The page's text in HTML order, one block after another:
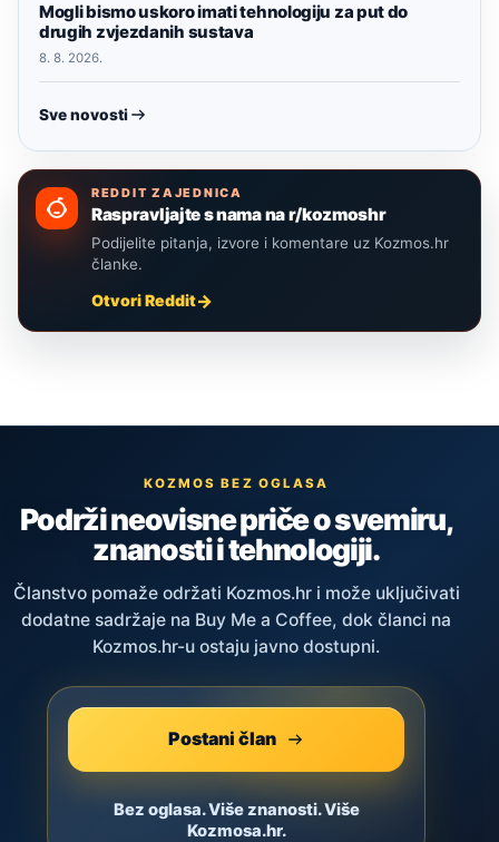
Mogli bismo uskoro imati tehnologiju za put do
drugih zvjezdanih sustava
8. 8. 2026.
Sve novosti
REDDIT ZAJEDNICA
Raspravljajte s nama na r/kozmoshr
Podijelite pitanja, izvore i komentare uz Kozmos.hr
članke.
Otvori Reddit
KOZMOS BEZ OGLASA
Podrži neovisne priče o svemiru,
znanosti i tehnologiji.
Članstvo pomaže održati Kozmos.hr i može uključivati
dodatne sadržaje na Buy Me a Coffee, dok članci na
Kozmos.hr-u ostaju javno dostupni.
Postani član
Bez oglasa. Više znanosti. Više
Kozmosa.hr.